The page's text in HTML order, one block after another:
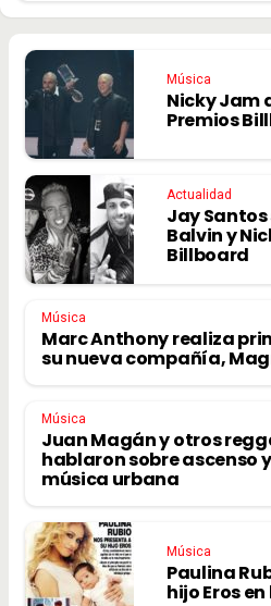
Música
Nicky Jam
Premios
Actualidad
Jay Santos
Balvin y
Billboard
Música
Marc Anthony realiza
su nueva compañía,
Música
Juan Magán y otros
hablaron sobre ascenso
música urbana
Música
Paulina
hijo Eros